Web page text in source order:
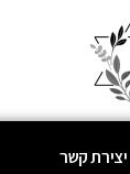
יצירת קשר